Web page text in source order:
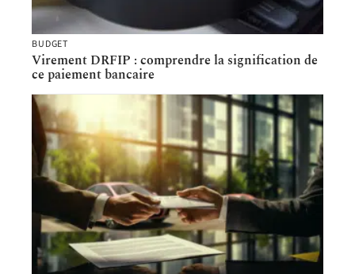
BUDGET
Virement DRFIP : comprendre la signification de
ce paiement bancaire